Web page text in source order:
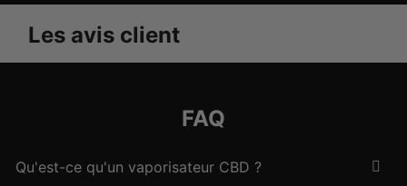
Les avis client
FAQ
Qu'est-ce qu'un vaporisateur CBD ?